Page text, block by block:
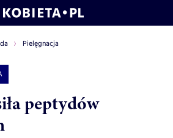
Pielęgnacja
peptydów